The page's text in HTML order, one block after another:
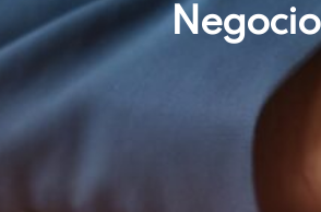
Negocio